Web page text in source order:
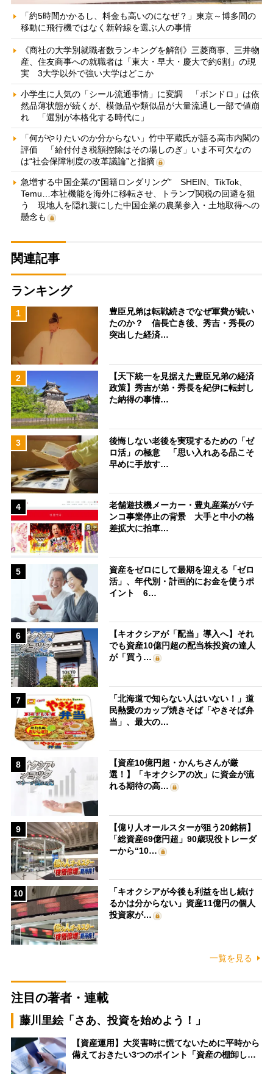
「約5時間かかるし、料金も高いのになぜ？」東京～博多間の
移動に飛行機ではなく新幹線を選ぶ人の事情
《商社の大学別就職者数ランキングを解剖》三菱商事、三井物
産、住友商事への就職者は「東大・早大・慶大で約6割」の現
実 3大学以外で強い大学はどこか
小学生に人気の「シール流通事情」に変調 「ボンドロ」は依
然品薄状態が続くが、模倣品や類似品が大量流通し一部で値崩
れ 「選別が本格化する時代に」
「何がやりたいのか分からない」竹中平蔵氏が語る高市内閣の
評価 「給付付き税額控除はその場しのぎ」いま不可欠なの
は“社会保障制度の改革議論”と指摘
急増する中国企業の“国籍ロンダリング” SHEIN、TikTok、
Temu…本社機能を海外に移転させ、トランプ関税の回避を狙
う 現地人を隠れ蓑にした中国企業の農業参入・土地取得への
懸念も
関連記事
ランキング
1
豊臣兄弟は転戦続きでなぜ軍費が続い
たのか？ 信長亡き後、秀吉・秀長の
突出した経済…
2
【天下統一を見据えた豊臣兄弟の経済
政策】秀吉が弟・秀長を紀伊に転封し
た納得の事情…
3
後悔しない老後を実現するための「ゼ
ロ活」の極意 「思い入れある品こそ
早めに手放す…
4
老舗遊技機メーカー・豊丸産業がパチ
ンコ事業停止の背景 大手と中小の格
差拡大に拍車…
5
資産をゼロにして最期を迎える「ゼロ
活」、年代別・計画的にお金を使うポ
イント 6…
6
【キオクシアが「配当」導入へ】それ
でも資産10億円超の配当株投資の達人
が「買う…
7
「北海道で知らない人はいない！」道
民熱愛のカップ焼きそば「やきそば弁
当」、最大の…
8
【資産10億円超・かんちさんが厳
選！】「キオクシアの次」に資金が流
れる期待の高…
9
【億り人オールスターが狙う20銘柄】
「総資産69億円超」90歳現役トレーダ
ーから“10…
10
「キオクシアが今後も利益を出し続け
るかは分からない」資産11億円の個人
投資家が…
一覧を見る
注目の著者・連載
藤川里絵「さあ、投資を始めよう！」
【資産運用】大災害時に慌てないために平時から
備えておきたい3つのポイント「資産の棚卸し…